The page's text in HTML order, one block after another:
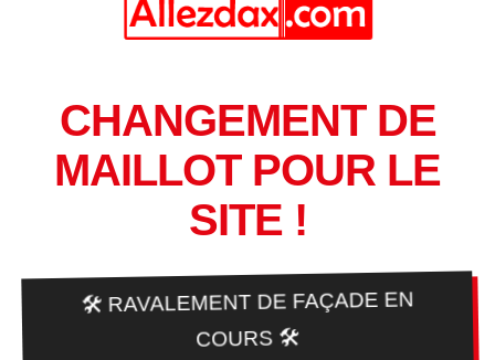
CHANGEMENT DE
MAILLOT POUR LE
SITE !
🛠️ RAVALEMENT DE FAÇADE EN
COURS 🛠️